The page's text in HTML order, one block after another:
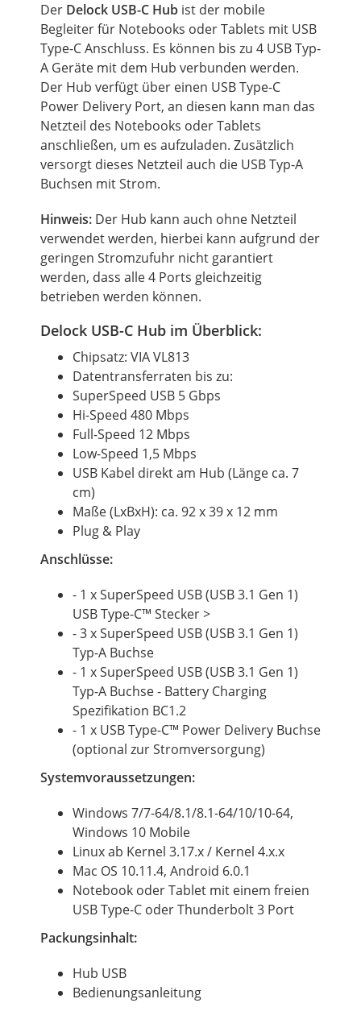
Der Delock USB-C Hub ist der mobile
Begleiter für Notebooks oder Tablets mit USB
Type-C Anschluss. Es können bis zu 4 USB Typ-
A Geräte mit dem Hub verbunden werden.
Der Hub verfügt über einen USB Type-C
Power Delivery Port, an diesen kann man das
Netzteil des Notebooks oder Tablets
anschließen, um es aufzuladen. Zusätzlich
versorgt dieses Netzteil auch die USB Typ-A
Buchsen mit Strom.
Hinweis: Der Hub kann auch ohne Netzteil
verwendet werden, hierbei kann aufgrund der
geringen Stromzufuhr nicht garantiert
werden, dass alle 4 Ports gleichzeitig
betrieben werden können.
Delock USB-C Hub im Überblick:
Chipsatz: VIA VL813
Datentransferraten bis zu:
SuperSpeed USB 5 Gbps
Hi-Speed 480 Mbps
Full-Speed 12 Mbps
Low-Speed 1,5 Mbps
USB Kabel direkt am Hub (Länge ca. 7
cm)
Maße (LxBxH): ca. 92 x 39 x 12 mm
Plug & Play
Anschlüsse:
- 1 x SuperSpeed USB (USB 3.1 Gen 1)
USB Type-C™ Stecker >
- 3 x SuperSpeed USB (USB 3.1 Gen 1)
Typ-A Buchse
- 1 x SuperSpeed USB (USB 3.1 Gen 1)
Typ-A Buchse - Battery Charging
Spezifikation BC1.2
- 1 x USB Type-C™ Power Delivery Buchse
(optional zur Stromversorgung)
Systemvoraussetzungen:
Windows 7/7-64/8.1/8.1-64/10/10-64,
Windows 10 Mobile
Linux ab Kernel 3.17.x / Kernel 4.x.x
Mac OS 10.11.4, Android 6.0.1
Notebook oder Tablet mit einem freien
USB Type-C oder Thunderbolt 3 Port
Packungsinhalt:
Hub USB
Bedienungsanleitung